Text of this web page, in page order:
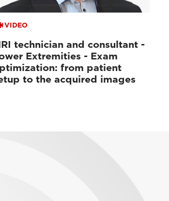
VIDEO
technician and consultant -
Extremities - Exam
from patient
to the acquired images